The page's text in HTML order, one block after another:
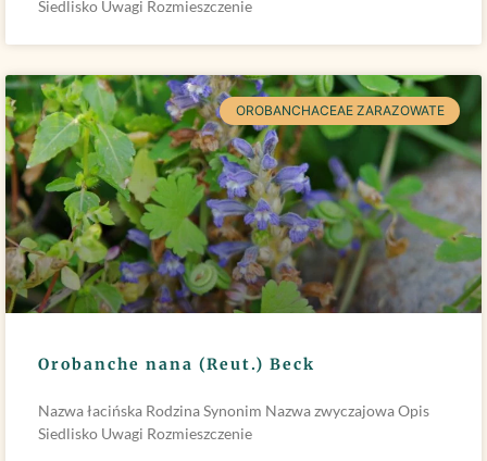
Siedlisko Uwagi Rozmieszczenie
OROBANCHACEAE ZARAZOWATE
Orobanche nana (Reut.) Beck
Nazwa łacińska Rodzina Synonim Nazwa zwyczajowa Opis
Siedlisko Uwagi Rozmieszczenie